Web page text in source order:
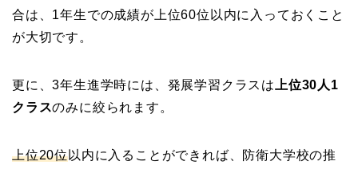
合は、1年生での成績が上位60位以内に入っておくこと
が大切です。
更に、3年生進学時には、発展学習クラスは
上位30人1
クラスのみに絞られます。
上位20位以内に入ることができれば、防衛大学校の推